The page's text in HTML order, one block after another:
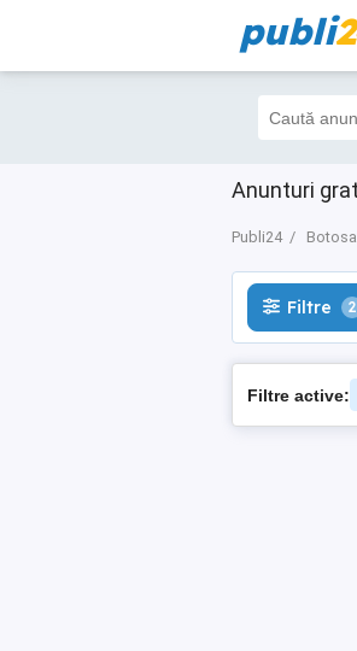
publi
Anunturi
Publi24
Filtre 2
Filtre 2
Filtre active: